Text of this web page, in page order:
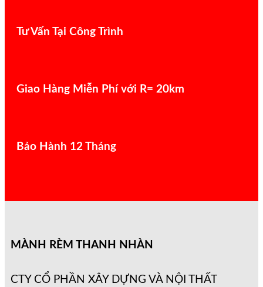
Tư Vấn Tại Công Trình
Giao Hàng Miễn Phí với R= 20km
Bảo Hành 12 Tháng
MÀNH RÈM THANH NHÀN
CTY CỔ PHẦN XÂY DỰNG VÀ NỘI THẤT